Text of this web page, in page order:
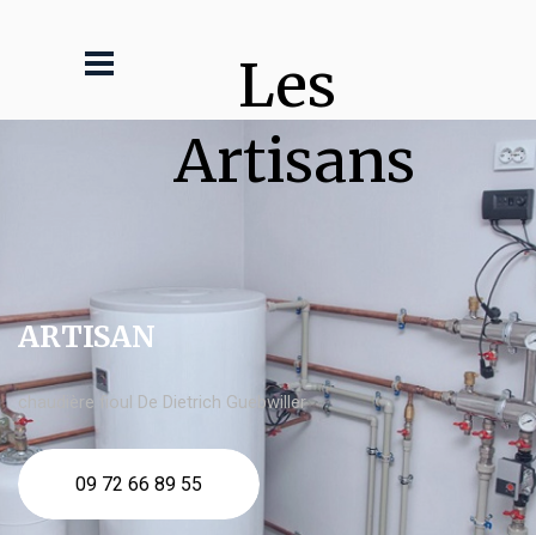
Les
Artisans
ARTISAN
chaudière fioul De Dietrich Guebwiller
09 72 66 89 55